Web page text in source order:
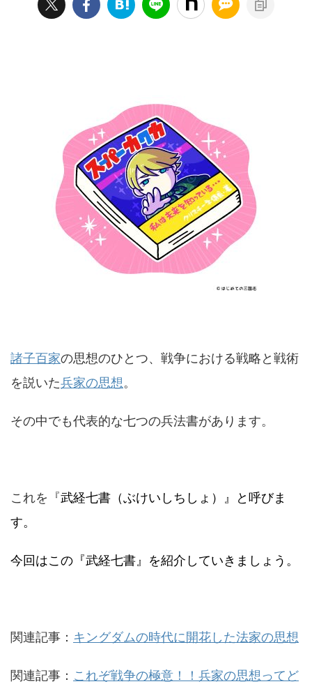
諸子百家の思想のひとつ、戦争における戦略と戦術
を説いた兵家の思想。
その中でも代表的な七つの兵法書があります。
これを『武経七書（ぶけいしちしょ）』と呼びま
す。
今回はこの『武経七書』を紹介していきましょう。
関連記事： キングダムの時代に開花した法家の思想
関連記事： これぞ戦争の極意！！兵家の思想ってど